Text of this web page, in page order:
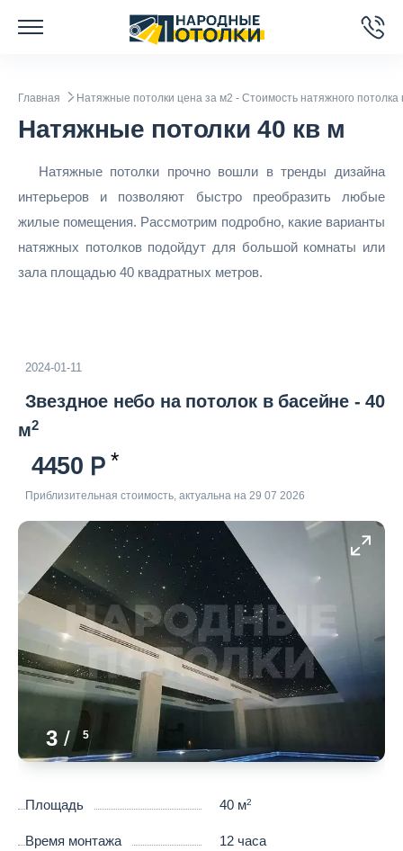
Главная Натяжные потолки цена за м2 - Стоимость натяжного потолка
Натяжные потолки 40 кв м
Натяжные потолки прочно вошли в тренды дизайна
интерьеров и позволяют быстро преобразить любые
жилые помещения. Рассмотрим подробно, какие варианты
натяжных потолков подойдут для большой комнаты или
зала площадью 40 квадратных метров.
2024-01-11
Звездное небо на потолок в басейне - 40
м2
4450
Приблизительная стоимость, актуальна на 29 07 2026
3 / 5
Площадь 40 м2
Время монтажа 12 часа